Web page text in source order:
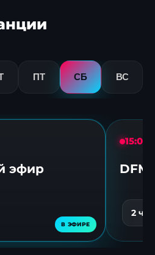
ПТ СБ ВС
эфир
15:00
DFM
2